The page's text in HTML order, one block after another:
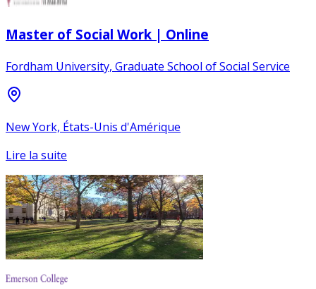
Master of Social Work | Online
Fordham University, Graduate School of Social Service
New York, États-Unis d'Amérique
Lire la suite